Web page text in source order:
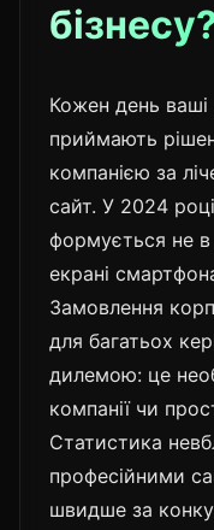
Кожен день ваші
приймають
компанією за
сайт. У 2024
формується не в
екрані
Замовлення
для багатьох
дилемою: це
компанії чи
Статистика
професійними
швидше за